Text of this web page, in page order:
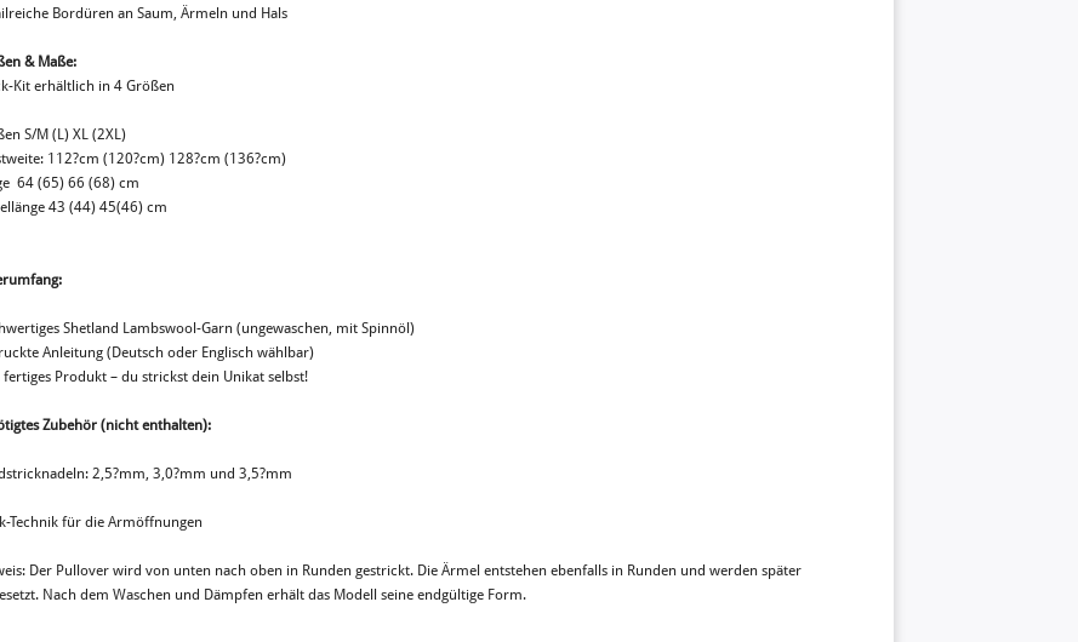
Bordüren an Saum, Ärmeln und Hals
& Maße:
Kit erhältlich in 4 Größen
S/M (L) XL (2XL)
112?cm (120?cm) 128?cm (136?cm)
64 (65) 66 (68) cm
43 (44) 45(46) cm
Shetland Lambswool-Garn (ungewaschen, mit Spinnöl)
Anleitung (Deutsch oder Englisch wählbar)
fertiges Produkt – du strickst dein Unikat selbst!
Zubehör (nicht enthalten):
2,5?mm, 3,0?mm und 3,5?mm
Technik für die Armöffnungen
Der Pullover wird von unten nach oben in Runden gestrickt. Die Ärmel entstehen ebenfalls in Runden und werden später
Nach dem Waschen und Dämpfen erhält das Modell seine endgültige Form.